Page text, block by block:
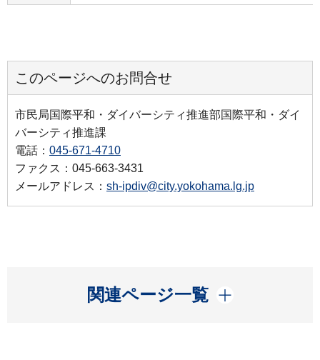
このページへのお問合せ
市民局国際平和・ダイバーシティ推進部国際平和・ダイ
バーシティ推進課
電話： 045-671-4710
ファクス：045-663-3431
メールアドレス： sh-ipdiv@city.yokohama.lg.jp
関連ページ一覧
開く